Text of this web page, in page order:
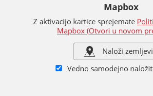
Mapbox
Z aktivacijo kartice sprejemate
Mapbox(Otvori u novom
Naloži
Vedno samodejno